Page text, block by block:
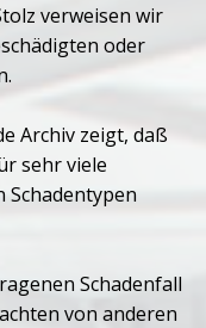
verweisen wir
oder
Archiv zeigt, daß
sehr viele
Schadentypen
Schadenfall
von anderen